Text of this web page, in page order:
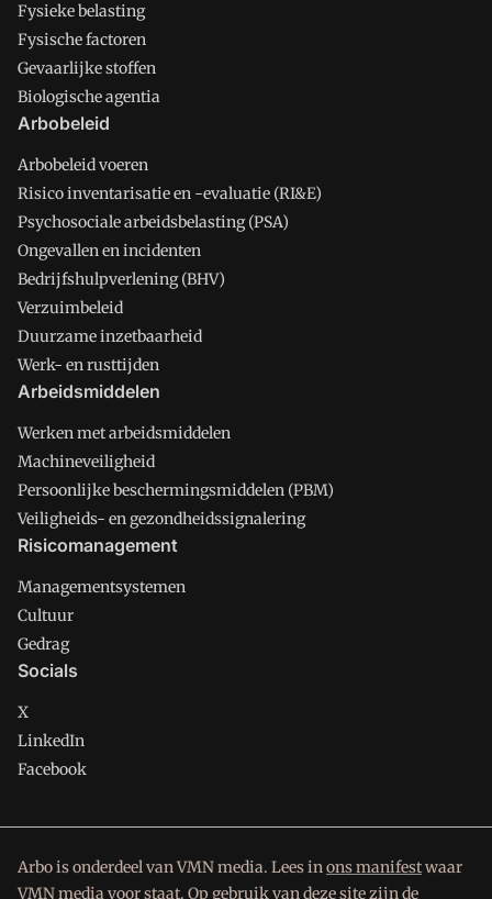
Fysieke belasting
Fysische factoren
Gevaarlijke stoffen
Biologische agentia
Arbobeleid
Arbobeleid voeren
Risico inventarisatie en -evaluatie (RI&E)
Psychosociale arbeidsbelasting (PSA)
Ongevallen en incidenten
Bedrijfshulpverlening (BHV)
Verzuimbeleid
Duurzame inzetbaarheid
Werk- en rusttijden
Arbeidsmiddelen
Werken met arbeidsmiddelen
Machineveiligheid
Persoonlijke beschermingsmiddelen (PBM)
Veiligheids- en gezondheidssignalering
Risicomanagement
Managementsystemen
Cultuur
Gedrag
Socials
X
LinkedIn
Facebook
Arbo is onderdeel van VMN media. Lees inons manifestwaar
VMN media voor staat. Op gebruik van deze site zijn de